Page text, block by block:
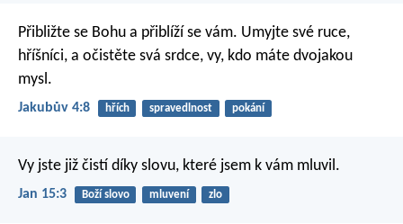
Přibližte se Bohu a přiblíží se vám. Umyjte své ruce,
hříšníci, a očistěte svá srdce, vy, kdo máte dvojakou
mysl.
Jakubův 4:8 hřích spravedlnost pokání
Vy jste již čistí díky slovu, které jsem k vám mluvil.
Jan 15:3 Boží slovo mluvení zlo